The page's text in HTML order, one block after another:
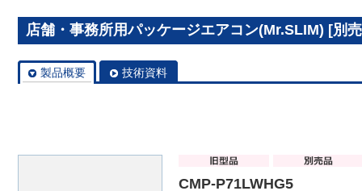
店舗・事務所用パッケージエアコン(Mr.SLIM) [別
製品概要 技術資料
CMP-P71LWHG5